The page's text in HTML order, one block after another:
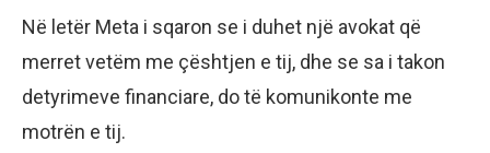
Në letër Meta i sqaron se i duhet një avokat që
merret vetëm me çështjen e tij, dhe se sa i takon
detyrimeve financiare, do të komunikonte me
motrën e tij.